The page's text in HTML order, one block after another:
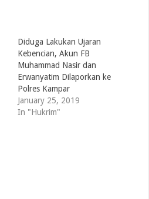
Diduga Lakukan Ujaran
Kebencian, Akun FB
Muhammad Nasir dan
Erwanyatim Dilaporkan ke
Polres Kampar
January 25, 2019
In "Hukrim"